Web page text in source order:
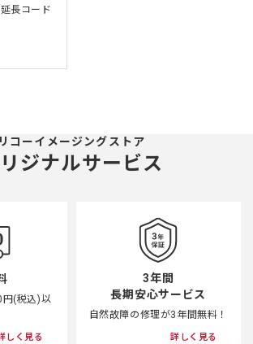
長コード
リコーイメージングストア
ジナルサービス
(税込)以
しく見る
3年間
長期安心サービス
自然故障の修理が3年間無料！
詳しく見る